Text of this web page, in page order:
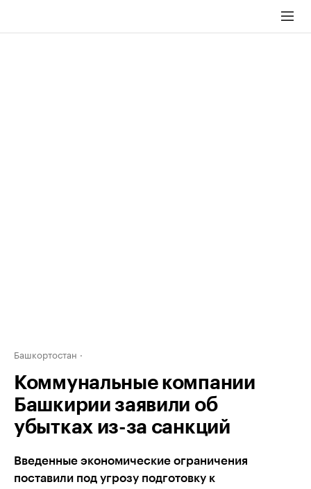
Башкортостан
Коммунальные компании
Башкирии заявили об
убытках из-за санкций
Введенные экономические ограничения
поставили под угрозу подготовку к